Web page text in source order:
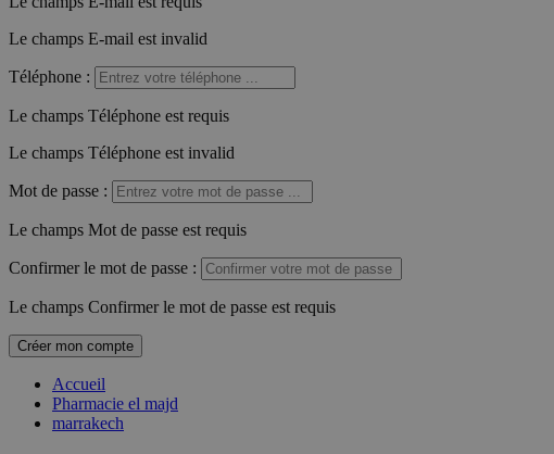
Le champs E-mail est invalid
Téléphone :
Le champs Téléphone est requis
Le champs Téléphone est invalid
Mot de passe :
Le champs Mot de passe est requis
Confirmer le mot de passe :
Le champs Confirmer le mot de passe est requis
Créer mon compte
Accueil
Pharmacie el majd
marrakech